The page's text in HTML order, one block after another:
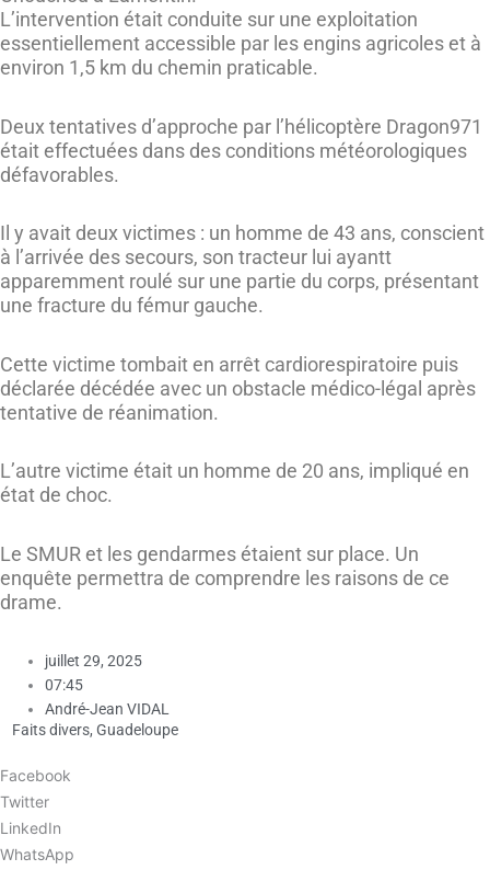
L’intervention était conduite sur une exploitation
essentiellement accessible par les engins agricoles et à
environ 1,5 km du chemin praticable.
Deux tentatives d’approche par l’hélicoptère Dragon971
était effectuées dans des conditions météorologiques
défavorables.
Il y avait deux victimes : un homme de 43 ans, conscient
à l’arrivée des secours, son tracteur lui ayantt
apparemment roulé sur une partie du corps, présentant
une fracture du fémur gauche.
Cette victime tombait en arrêt cardiorespiratoire puis
déclarée décédée avec un obstacle médico-légal après
tentative de réanimation.
L’autre victime était un homme de 20 ans, impliqué en
état de choc.
Le SMUR et les gendarmes étaient sur place. Un
enquête permettra de comprendre les raisons de ce
drame.
juillet 29, 2025
07:45
André-Jean VIDAL
Faits divers, Guadeloupe
Facebook
Twitter
LinkedIn
WhatsApp